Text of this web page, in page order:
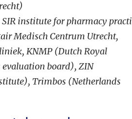
SIR institute for pharmacy
Medisch Centrum Utrecht,
KNMP (Dutch Royal
evaluation board), ZIN
Trimbos (Netherlands